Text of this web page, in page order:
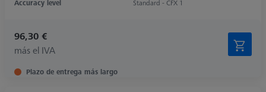
Accuracy level
Standard - CFX 1
96,30 €
más el IVA
Plazo de entrega más largo